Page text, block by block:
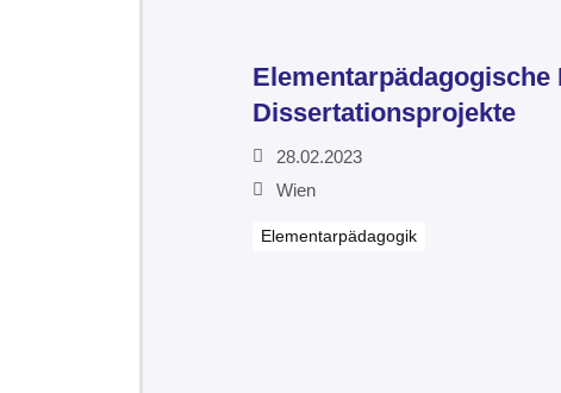
Dissertationsprojekte
28.02.2023
Wien
Elementarpädagogik